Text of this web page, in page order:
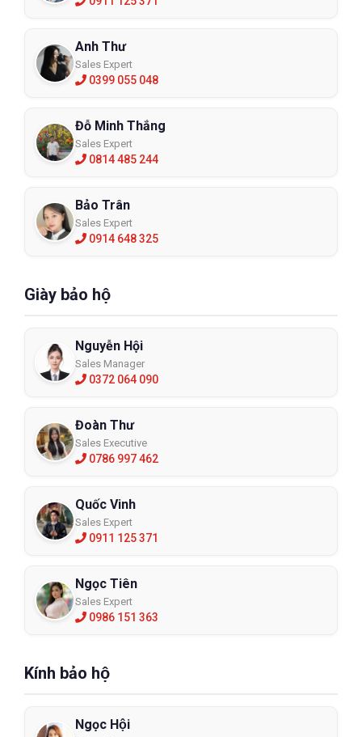
Anh Thư
Sales Expert
0399 055 048
Đỗ Minh Thắng
Sales Expert
0814 485 244
Bảo Trân
Sales Expert
0914 648 325
Giày bảo hộ
Nguyễn Hội
Sales Manager
0372 064 090
Đoàn Thư
Sales Executive
0786 997 462
Quốc Vinh
Sales Expert
0911 125 371
Ngọc Tiên
Sales Expert
0986 151 363
Kính bảo hộ
Ngọc Hội